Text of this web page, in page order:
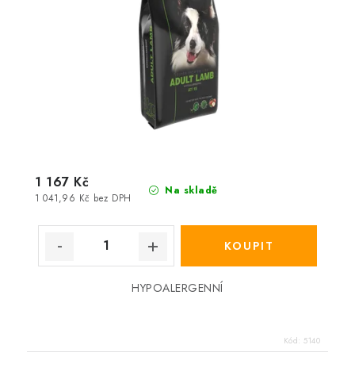
Na skladě
1 041,96 Kč bez DPH
1 167 Kč
HYPOALERGENNÍ
Kód: 5140